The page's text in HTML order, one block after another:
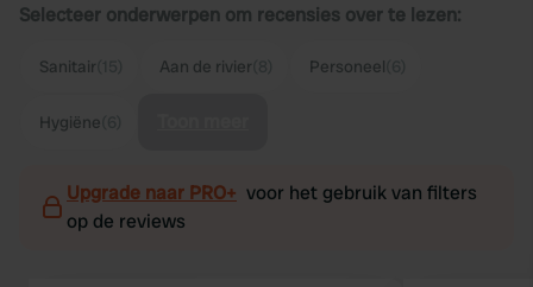
Selecteer onderwerpen om recensies over te lezen:
Sanitair Aan de rivier Personeel
Hygiëne
Upgrade naar PRO+ voor het gebruik van filters
op de reviews